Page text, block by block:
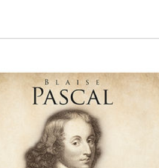
ewolucję czy wojskowość - we wszystkich tych
Jaką funkcję spełnia maszerowanie w wojsku i
i upiększano stopy? Dlaczego lenistwo
ze znanych artystów, myślicieli, pisarzy czy
I w końcu: co jest tak pociągającego w
tej książki będziesz chciał rzucić wszystko i
całości stały się nogi, nie głowa. Jako amator
jak największą liczbę faktów i ciekawostek. Nie
bo nie jest to możliwe. Chcę, aby czytelnik w
wiedzy mógł iść (i iść i iść i iść...) własną drogą." fragment wstępu